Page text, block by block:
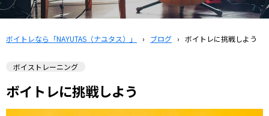
ボイトレなら「NAYUTAS（ナユタス）」 › ブログ › ボイトレに挑戦しよう
ボイストレーニング
ボイトレに挑戦しよう